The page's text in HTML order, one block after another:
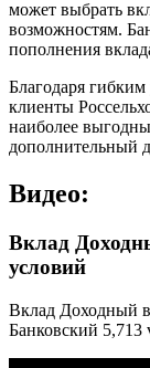
может выбрать
возможностям.
пополнения
Благодаря
клиенты
наиболее
дополнительный
Видео:
Вклад
условий
Вклад Доходный в
Банковский 5,713